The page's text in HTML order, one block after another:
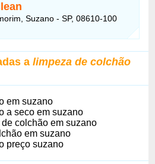
Suzano - SP, 08610-100
alimpeza de colchão
em suzano
a seco em suzano
colchão em suzano
em suzano
preço suzano